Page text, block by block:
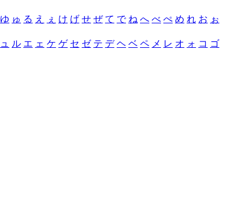
ゆ ゅ る え ぇ け げ せ ぜ て で ね へ べ ぺ め れ お ぉ
ュ ル エ ェ ケ ゲ セ ゼ テ デ ヘ ベ ペ メ レ オ ォ コ ゴ